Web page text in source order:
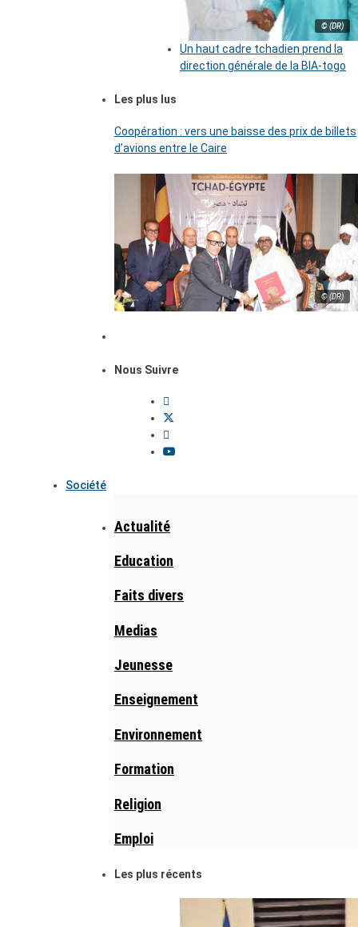
© (DR)
Un haut cadre tchadien prend la
direction générale de la BIA-togo
Les plus lus
Coopération : vers une baisse des prix de billets
d’avions entre le Caire
© (DR)
Nous Suivre
Société
Actualité
Education
Faits divers
Medias
Jeunesse
Enseignement
Environnement
Formation
Religion
Emploi
Les plus récents